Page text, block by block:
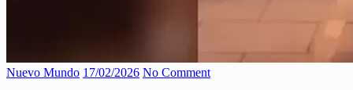
Nuevo Mundo 17/02/2026 No Comment